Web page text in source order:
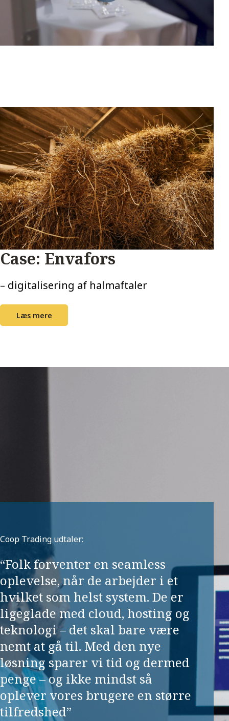
Case: Envafors
– digitalisering af halmaftaler
Læs mere
Coop Trading udtaler:
“Folk forventer en seamless
oplevelse, når de arbejder i et
hvilket som helst system. De er
ligeglade med cloud, hosting og
teknologi – det skal bare være
nemt at gå til. Med den nye
løsning sparer vi tid og dermed
penge – og ikke mindst så
oplever vores brugere en større
tilfredshed”